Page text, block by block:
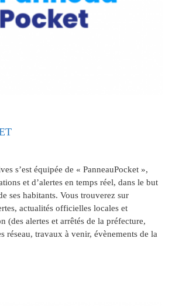
s’est équipée de « PanneauPocket »,
et d’alertes en temps réel, dans le but
ses habitants. Vous trouverez sur
actualités officielles locales et
(des alertes et arrêtés de la préfecture,
réseau, travaux à venir, évènements de la